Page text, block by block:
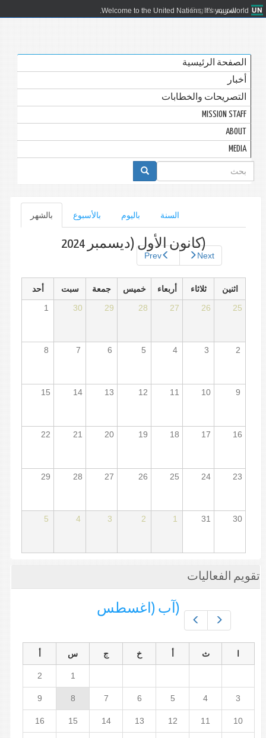
Welcome to the United Nations. It's your world.
العربية English
الصفحة الرئيسية
أخبار
التصريحات والخطابات
MISSION STAFF
ABOUT
MEDIA
استمارة
البحث
الأساسية
بالشهر
(علامة
التبويب
النشطة)
بالأسبوع باليوم السنة
Prev Next
(كانون اﻷول (ديسمبر 2024
اثنين ثلاثاء أربعاء خميس جمعة سبت
أحد
25
26
27
28
29
30
1
2
3
4
5
6
7
8
9
10
11
12
13
14
15
16
17
18
19
20
21
22
23
24
25
26
27
28
29
30
31
1
2
3
4
5
تقويم الفعاليات
(آب (اغسطس
ث خ ج س
1
2
3
4
5
6
7
8
9
10
11
12
13
14
15
16